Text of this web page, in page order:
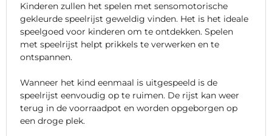
Kinderen zullen het spelen met sensomotorische
gekleurde speelrijst geweldig vinden. Het is het ideale
speelgoed voor kinderen om te ontdekken. Spelen
met speelrijst helpt prikkels te verwerken en te
ontspannen.
Wanneer het kind eenmaal is uitgespeeld is de
speelrijst eenvoudig op te ruimen. De rijst kan weer
terug in de voorraadpot en worden opgeborgen op
een droge plek.